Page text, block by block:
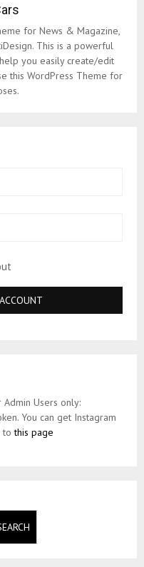
for News & Magazine,
This is a powerful
you easily create/edit
this WordPress Theme for
Users only:
You can get Instagram
tothis page